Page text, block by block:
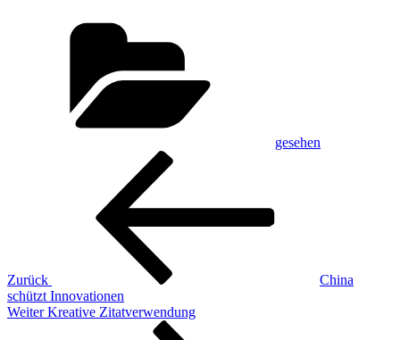
gesehen
Beitragsnavigation
Zurück
China
schützt Innovationen
Nächster
Weiter Kreative Zitatverwendung